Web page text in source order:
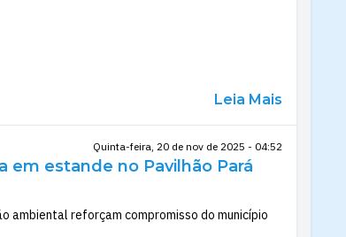
Leia Mais
Quinta-feira, 20 de nov de 2025 - 04:52
estande no Pavilhão Pará
ambiental reforçam compromisso do município